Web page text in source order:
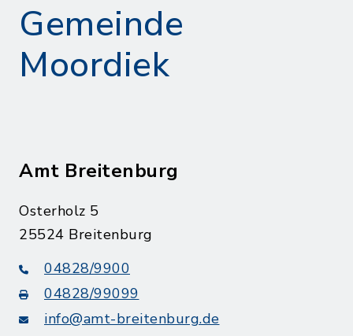
Gemeinde
Moordiek
Amt Breitenburg
Osterholz 5
25524 Breitenburg
04828/9900
04828/99099
info@amt-breitenburg.de